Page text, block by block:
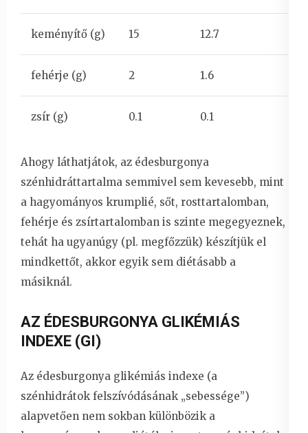
keményítő (g) 15 12.7
fehérje (g) 2 1.6
zsír (g) 0.1 0.1
Ahogy láthatjátok, az édesburgonya
szénhidráttartalma semmivel sem kevesebb, mint
a hagyományos krumplié, sőt, rosttartalomban,
fehérje és zsírtartalomban is szinte megegyeznek,
tehát ha ugyanúgy (pl. megfőzzük) készítjük el
mindkettőt, akkor egyik sem diétásabb a
másiknál.
AZ ÉDESBURGONYA GLIKÉMIÁS
INDEXE (GI)
Az édesburgonya glikémiás indexe (a
szénhidrátok felszívódásának „sebessége”)
alapvetően nem sokban különbözik a